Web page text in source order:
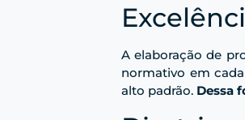
A elaboração de
normativo em
alto padrão. Dessa